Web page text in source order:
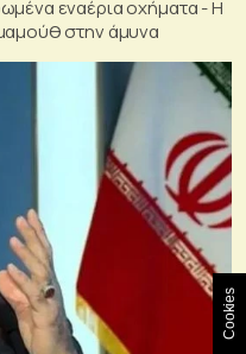
εναέρια οχήματα - Η
στην άμυνα
Cookies